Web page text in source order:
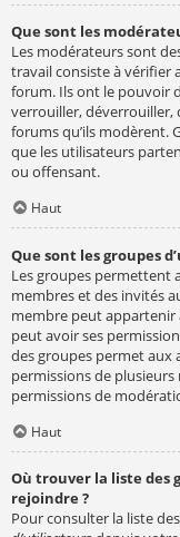
Que sont les
Les modérateurs sont
travail consiste à vérifier
forum. Ils ont le pouvoir
verrouiller, déverrouiller,
forums qu’ils modèrent.
que les utilisateurs
ou offensant.
Haut
Que sont les groupes
Les groupes permettent
membres et des invités
membre peut appartenir
peut avoir ses
des groupes permet
permissions de plusieurs
permissions de
Haut
Où trouver la liste des
rejoindre ?
Pour consulter la liste